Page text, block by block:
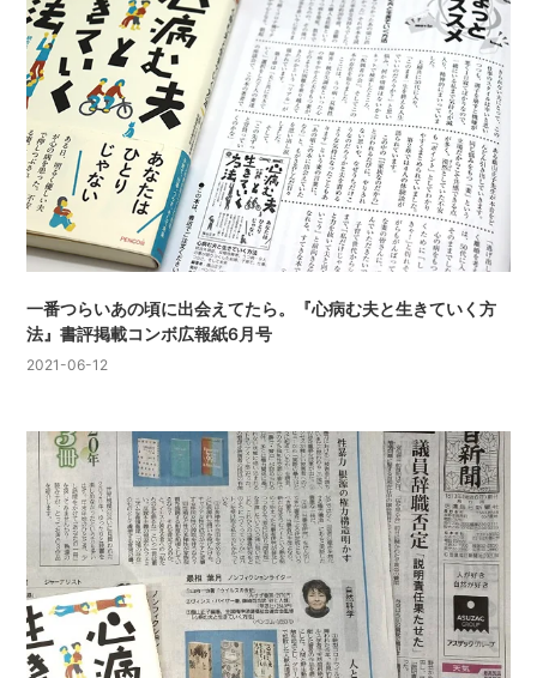
一番つらいあの頃に出会えてたら。『心病む夫と生きていく方
法』書評掲載コンボ広報紙6月号
2021-06-12